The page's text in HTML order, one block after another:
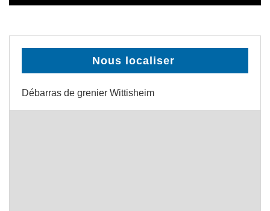
Nous localiser
Débarras de grenier Wittisheim